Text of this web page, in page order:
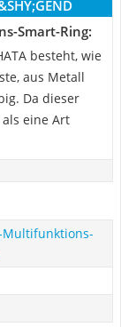
Smart-Ring:
besteht, wie
aus Metall
Da dieser
eine Art
Multifunktions-